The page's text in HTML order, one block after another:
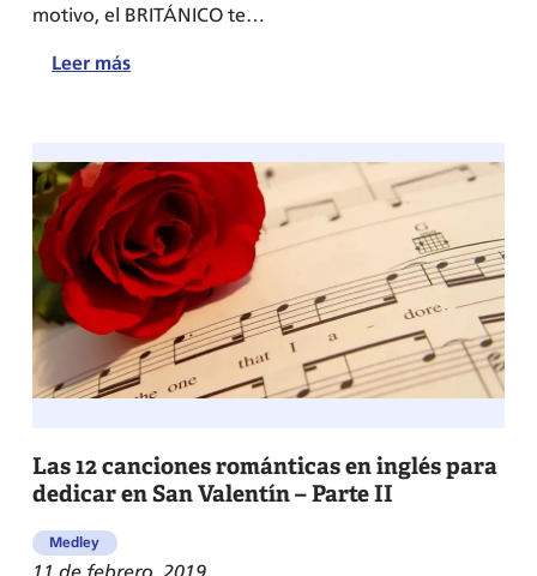
motivo, el BRITÁNICO te…
Leer más:
mejores
canciones
de
Arctic
Monkeys
para
aprender
inglés
Las 12 canciones románticas en inglés para
dedicar en San Valentín – Parte II
Medley